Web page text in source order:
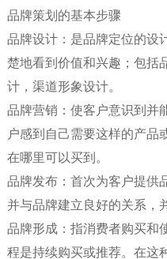
品牌策划的基本步骤
品牌设计：是品牌定位的设
楚地看到价值和兴趣；包括
计，渠道形象设计。
品牌营销：使客户意识到并
户感到自己需要这样的产品
在哪里可以买到。
品牌发布：首次为客户提供
并与品牌建立良好的关系，
品牌形成：指消费者购买和
程是持续购买或推荐。在这